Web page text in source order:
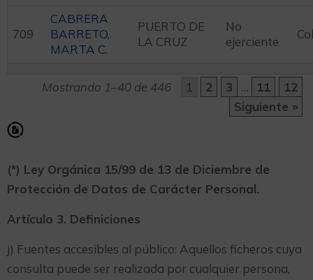
709
CABRERA
BARRETO,
MARTA C.
PUERTO DE
LA CRUZ
No
ejerciente
Mostrando 1–40 de 446 1 2 3 … 11
12
Siguiente »
(*) Ley Orgánica 15/99 de 13 de Diciembre de
Protección de Datos de Carácter Personal.
Artículo 3. Definiciones
j) Fuentes accesibles al público: Aquellos ficheros cuya
consulta puede ser realizada por cualquier persona,